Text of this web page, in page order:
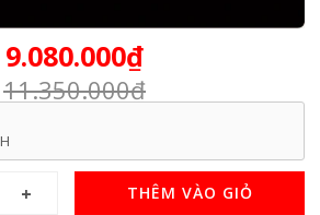
9.080.000₫
11.350.000₫
THÊM VÀO GIỎ